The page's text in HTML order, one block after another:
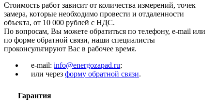
Стоимость работ зависит от количества измерений, точек
замера, которые необходимо провести и отдаленности
объекта, от 10 000 рублей с НДС.
По вопросам, Вы можете обратиться по телефону, e-mail или
по форме обратной связи, наши специалисты
проконсультируют Вас в рабочее время.
e-mail: info@energozapad.ru;
или через форму обратной связи.
Гарантия